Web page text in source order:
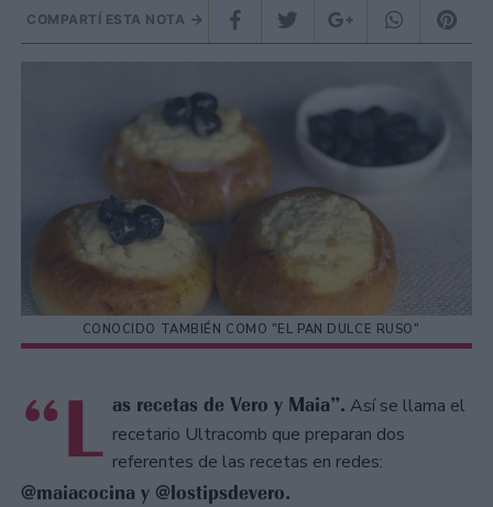
COMPARTÍ ESTA NOTA
CONOCIDO TAMBIÉN COMO "EL PAN DULCE RUSO"
“L as recetas de Vero y Maia”. Así se llama el
recetario Ultracomb que preparan dos
referentes de las recetas en redes:
@maiacocina y @lostipsdevero.